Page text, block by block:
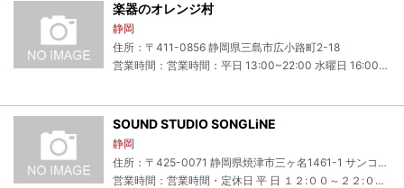
楽器のオレンジ村
静岡
住所：〒411-0856 静岡県三島市広小路町2-18
営業時間：営業時間：平日 13:00~22:00 水曜日 16:00~22:00 土日祭日11:00~22:00 (スタジオの予約は26:00まで出来ます)
SOUND STUDIO SONGLiNE
静岡
住所：〒425-0071 静岡県焼津市三ヶ名1461-1 サンコート清見田105
営業時間：営業時間・定休日 平 日 １２:００～２２:００ 土・日・祝 １０:００～２２:００ 定休日 毎週月曜日